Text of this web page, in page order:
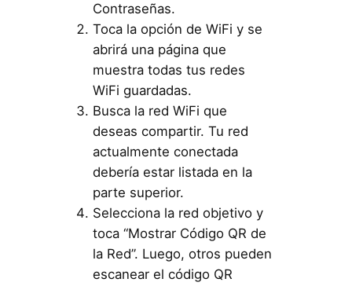
Contraseñas.
Toca la opción de WiFi y se
abrirá una página que
muestra todas tus redes
WiFi guardadas.
Busca la red WiFi que
deseas compartir. Tu red
actualmente conectada
debería estar listada en la
parte superior.
Selecciona la red objetivo y
toca “Mostrar Código QR de
la Red”. Luego, otros pueden
escanear el código QR